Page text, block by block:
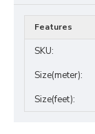
Features
SKU:
Size(meter):
Size(feet):